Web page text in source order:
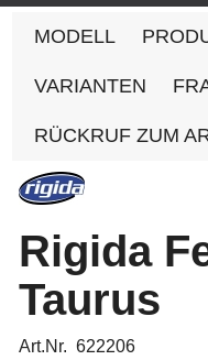
MODELL
VARIANTEN
RÜCKRUF ZUM
Rigida
Taurus
Art.Nr. 622206